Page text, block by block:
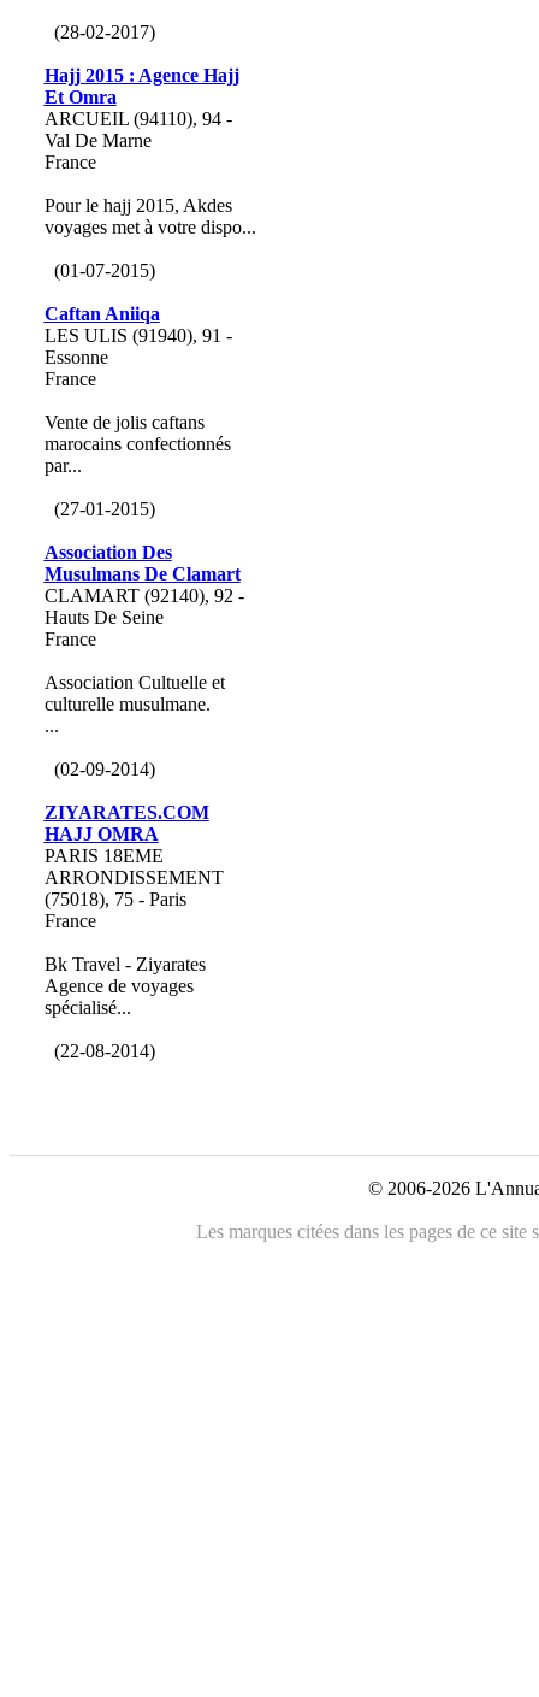
(28-02-2017)
Hajj 2015 : Agence Hajj
Et Omra
ARCUEIL (94110), 94 -
Val De Marne
France
Pour le hajj 2015, Akdes
voyages met à votre dispo...
(01-07-2015)
Caftan Aniiqa
LES ULIS (91940), 91 -
Essonne
France
Vente de jolis caftans
marocains confectionnés
par...
(27-01-2015)
Association Des
Musulmans De Clamart
CLAMART (92140), 92 -
Hauts De Seine
France
Association Cultuelle et
culturelle musulmane.
...
(02-09-2014)
ZIYARATES.COM
HAJJ OMRA
PARIS 18EME
ARRONDISSEMENT
(75018), 75 - Paris
France
Bk Travel - Ziyarates
Agence de voyages
spécialisé...
(22-08-2014)
© 2006-2026
Les marques citées dans les pages de ce